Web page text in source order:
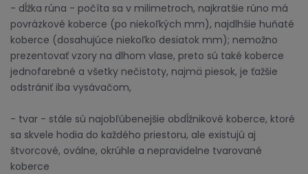
- dĺžka rúna - počíta sa v milimetroch, najkratšie rúno má
povrázkové koberce (po niekoľkých mm), najdlhšie huňaté
koberce (dosahujúce niekoľko desiatok mm); nemožno
prezentovať vzory na dlhom vlase, preto sú také koberce
jednofarebné a všetky nečistoty, najmä piesok, je ťažšie
odstrániť iba vysávačom,
- tvar - stále sú najobľúbenejšie obdĺžnikové koberce, ktoré
sa skvele hodia do každého priestoru, ale existujú aj
štvorcové, oválne, okrúhle a nepravidelne tvarované
koberce